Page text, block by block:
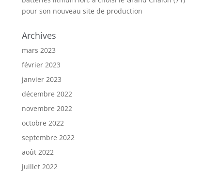
pour son nouveau site de production
Archives
mars 2023
février 2023
janvier 2023
décembre 2022
novembre 2022
octobre 2022
septembre 2022
août 2022
juillet 2022